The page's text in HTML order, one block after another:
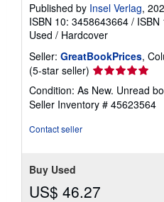
Published by Insel Verlag,
ISBN 10: 3458643664 / ISBN
Used / Hardcover
Seller: GreatBookPrices,
(5-star seller) Seller
rating
5
out
Condition: As New. Unread
Seller Inventory # 45623564
Contact seller
Buy Used
US$ 46.27